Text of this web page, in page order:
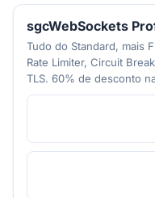
sgcWebSockets
Tudo do Standard, mais
Rate Limiter, Circuit
TLS. 60% de desconto